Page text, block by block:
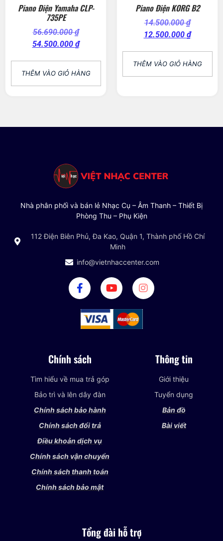
Piano Điện Yamaha CLP-
735PE
56.690.000₫
54.500.000 ₫
THÊM VÀO GIỎ HÀNG
Piano Điện KORG B2
14.500.000₫
12.500.000 ₫
THÊM VÀO GIỎ HÀNG
Nhà phân phối và bán lẻ Nhạc Cụ – Âm Thanh – Thiết Bị
Phòng Thu – Phụ Kiện
112 Điện Biên Phủ, Đa Kao, Quận 1, Thành phố Hồ Chí
Minh
info@vietnhaccenter.com
Chính sách
Tìm hiểu về mua trả góp
Bảo trì và lên dây đàn
Chính sách bảo hành
Chính sách đổi trả
Điều khoản dịch vụ
Chính sách vận chuyển
Chính sách thanh toán
Chính sách bảo mật
Thông tin
Giới thiệu
Tuyển dụng
Bản đồ
Bài viết
Tổng đài hỗ trợ